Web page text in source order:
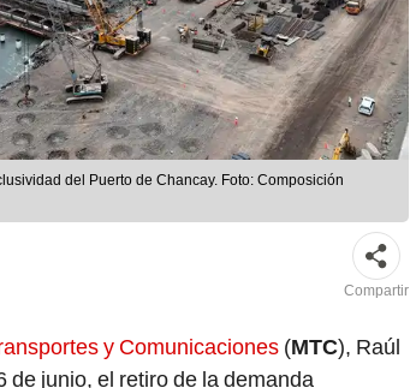
del Puerto de Chancay. Foto: Composición
Compartir
y Comunicaciones (MTC), Raúl
de junio, el retiro de la demanda